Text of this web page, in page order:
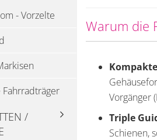
Warum die
Vorgänger
Triple
Schienen,
- Vorzelte
Fahrradträger
/ T